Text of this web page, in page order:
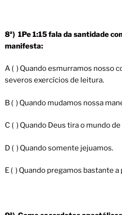
8ª) 1Pe 1:15 fala da santidade
manifesta:
A ( ) Quando esmurramos nosso
severos exercícios de leitura.
B ( ) Quando mudamos nossa
C ( ) Quando Deus tira o mundo de
D ( ) Quando somente jejuamos.
E ( ) Quando pregamos bastante a